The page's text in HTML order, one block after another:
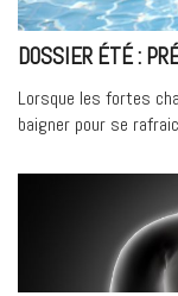
DOSSIER ÉTÉ :
Lorsque les fortes
baigner pour se